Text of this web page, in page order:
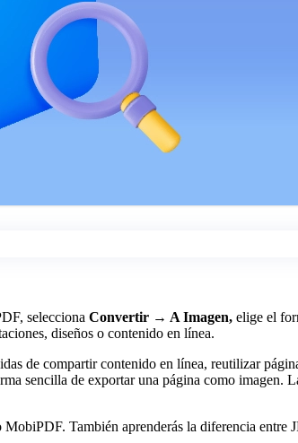
selecciona Convertir → A Imagen, elige el
diseños o contenido en línea.
de compartir contenido en línea, reutilizar
sencilla de exportar una página como imagen.
También aprenderás la diferencia